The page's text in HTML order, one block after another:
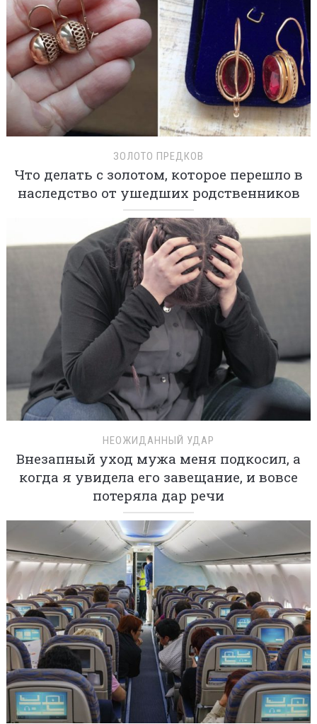
ЗОЛОТО ПРЕДКОВ
Что делать с золотом, которое перешло в
наследство от ушедших родственников
НЕОЖИДАННЫЙ УДАР
Внезапный уход мужа меня подкосил, а
когда я увидела его завещание, и вовсе
потеряла дар речи